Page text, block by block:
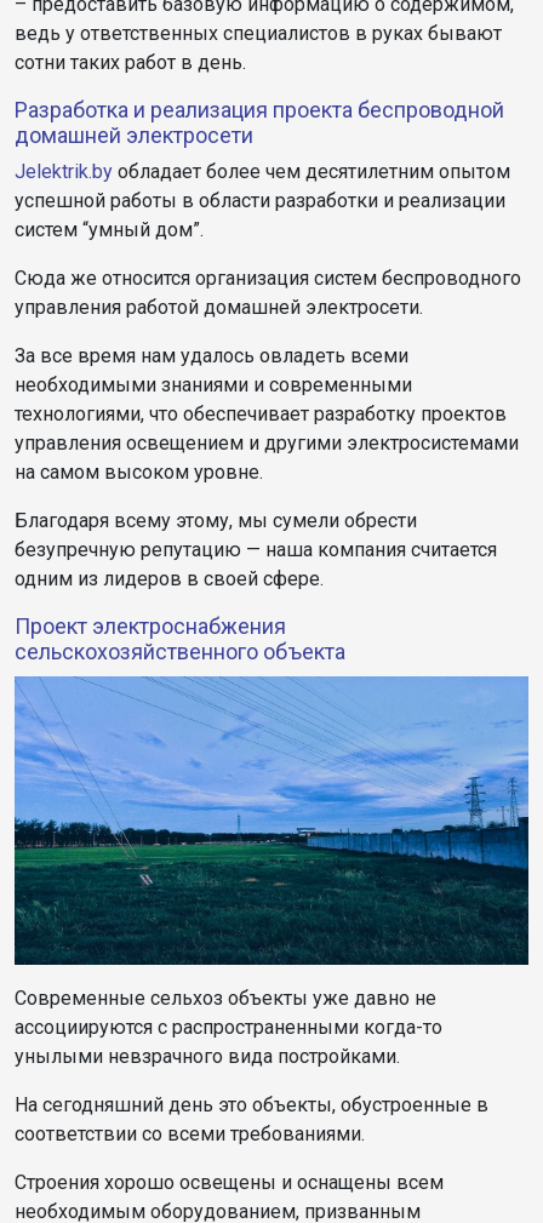
ведь у ответственных специалистов в руках бывают
сотни таких работ в день.
Разработка и реализация проекта беспроводной
домашней электросети
Jelektrik.by обладает более чем десятилетним опытом
успешной работы в области разработки и реализации
систем “умный дом”.
Сюда же относится организация систем беспроводного
управления работой домашней электросети.
За все время нам удалось овладеть всеми
необходимыми знаниями и современными
технологиями, что обеспечивает разработку проектов
управления освещением и другими электросистемами
на самом высоком уровне.
Благодаря всему этому, мы сумели обрести
безупречную репутацию — наша компания считается
одним из лидеров в своей сфере.
Проект электроснабжения
сельскохозяйственного объекта
Современные сельхоз объекты уже давно не
ассоциируются с распространенными когда-то
унылыми невзрачного вида постройками.
На сегодняшний день это объекты, обустроенные в
соответствии со всеми требованиями.
Строения хорошо освещены и оснащены всем
необходимым оборудованием, призванным